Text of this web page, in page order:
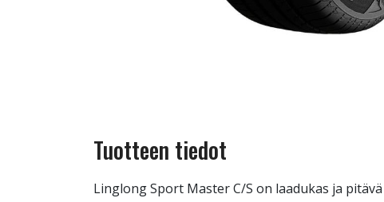
Tuotteen tiedot
Linglong Sport Master C/S on laadukas ja